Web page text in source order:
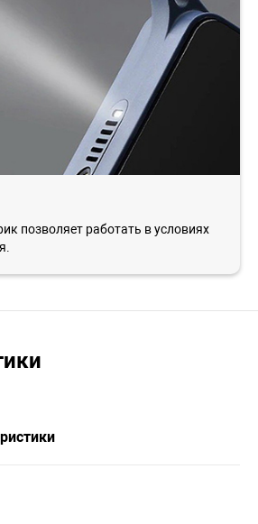
позволяет работать в условиях